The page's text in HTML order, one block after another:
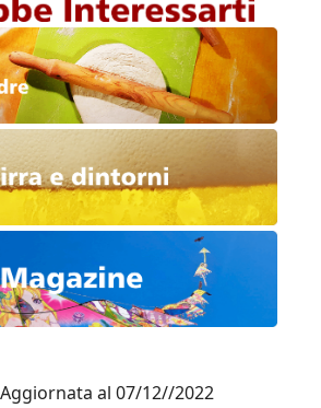
al 07/12//2022